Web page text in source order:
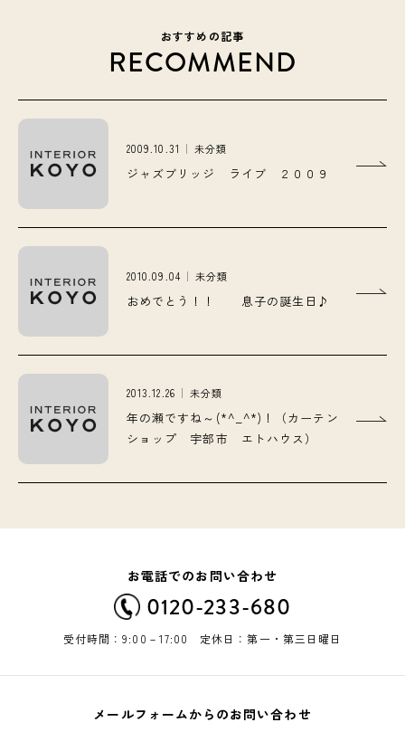
おすすめの記事
RECOMMEND
2009.10.31 未分類
ジャズブリッジ ライブ ２００９
2010.09.04 未分類
おめでとう！！ 息子の誕生日♪
2013.12.26 未分類
年の瀬ですね～(*^_^*)！（カーテン
ショップ 宇部市 エトハウス）
お電話でのお問い合わせ
0120-233-680
受付時間：9:00－17:00 定休日：第一・第三日曜日
メールフォームからのお問い合わせ